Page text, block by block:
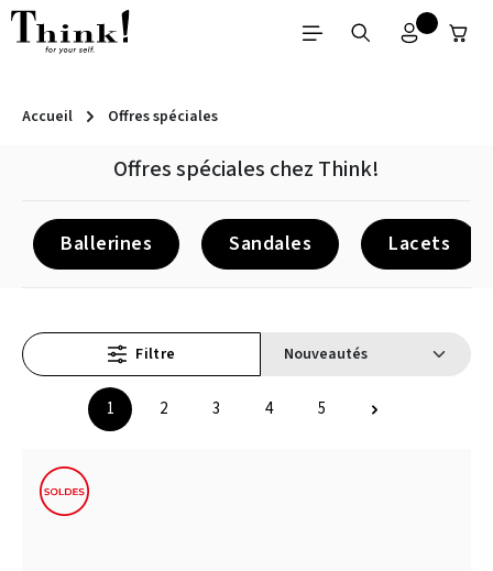
Passer au contenu principal
Accueil Offres spéciales
Offres spéciales chez Think!
Ballerines Sandales Lacets
Page
1 Page
2 Page
3 Page
4 Page
5
Filtre